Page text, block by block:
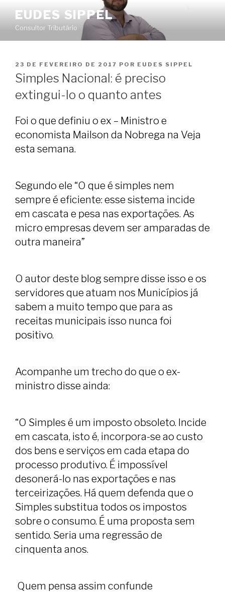
conteúdo
EUDES SIPPEL
Consultor Tributário
PUBLICADO
EM
23 DE FEVEREIRO DE 2017 POR EUDES SIPPEL
Simples Nacional: é preciso
extingui-lo o quanto antes
Foi o que definiu o ex – Ministro e
economista Mailson da Nobrega na Veja
esta semana.
Segundo ele “O que é simples nem
sempre é eficiente: esse sistema incide
em cascata e pesa nas exportações. As
micro empresas devem ser amparadas de
outra maneira”
O autor deste blog sempre disse isso e os
servidores que atuam nos Municípios já
sabem a muito tempo que para as
receitas municipais isso nunca foi
positivo.
Acompanhe um trecho do que o ex-
ministro disse ainda:
“O Simples é um imposto obsoleto. Incide
em cascata, isto é, incorpora-se ao custo
dos bens e serviços em cada etapa do
processo produtivo. É impossível
desonerá-lo nas exportações e nas
terceirizações. Há quem defenda que o
Simples substitua todos os impostos
sobre o consumo. É uma proposta sem
sentido. Seria uma regressão de
cinquenta anos.
Quem pensa assim confunde